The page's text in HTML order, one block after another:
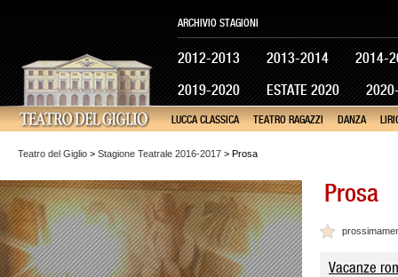
2012-2013 2013-2014
2014-
2019-2020
ESTATE 2020
ARCHIVIO STAGIONI
LUCCA CLASSICA TEATRO RAGAZZI DANZA
Teatro del Giglio > Stagione Teatrale 2016-2017 > Prosa
Prosa
Vacanze